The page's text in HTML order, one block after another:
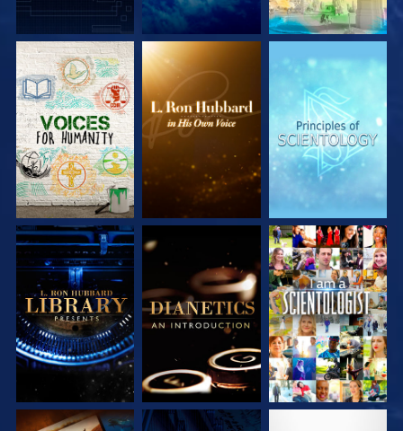
DÉCOUVRIR LES
SÉRIES
DÉCOUVRIR LES
SÉRIES
DÉCOUVRIR LES
SÉRIES
DÉCOUVRIR LES
SÉRIES
DÉCOUVRIR LES
SÉRIES
REGARDER